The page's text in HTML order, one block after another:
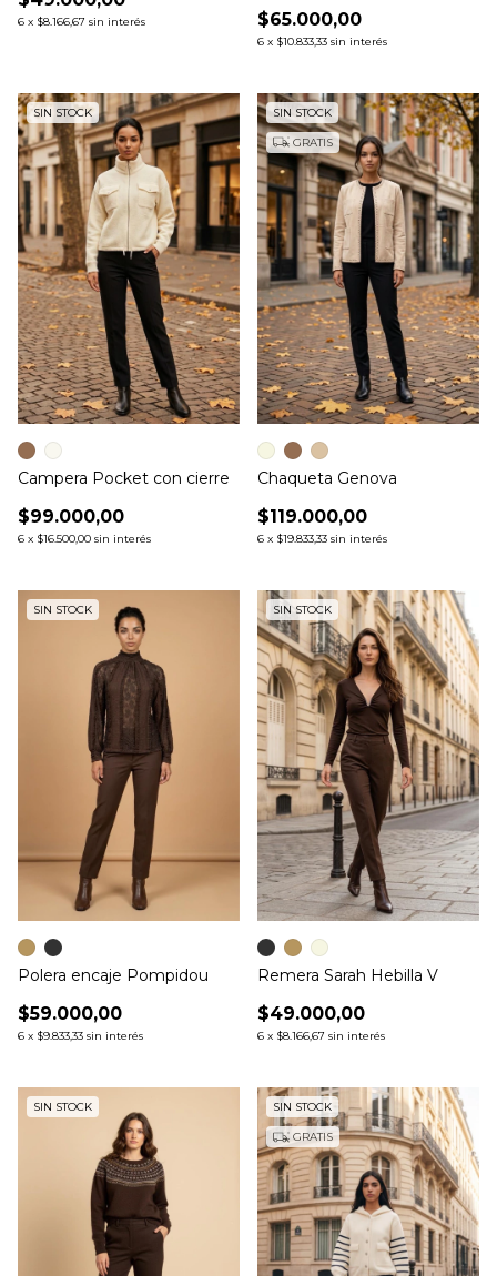
6 x $8.166,67 sin interés $65.000,00
6 x $10.833,33 sin interés
SIN STOCK
Campera Pocket con cierre
$99.000,00
6 x $16.500,00 sin interés
SIN STOCK
GRATIS
Chaqueta Genova
$119.000,00
6 x $19.833,33 sin interés
SIN STOCK
Polera encaje Pompidou
$59.000,00
6 x $9.833,33 sin interés
SIN STOCK
Remera Sarah Hebilla V
$49.000,00
6 x $8.166,67 sin interés
SIN STOCK SIN STOCK
GRATIS